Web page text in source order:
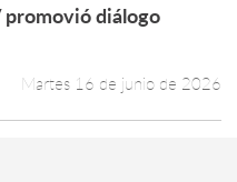
Leer más +
diálogo
Martes 16 de junio de 2026